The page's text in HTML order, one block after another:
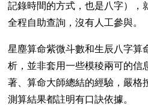
記錄時間的方式，也是八字），
全程自助查詢，沒有人工參與。
星塵算命紫微斗數和生辰八字算
析，並非套用一些模稜兩可的信
著、算命大師總結的經驗，嚴格
測算結果都註明有口訣依據。